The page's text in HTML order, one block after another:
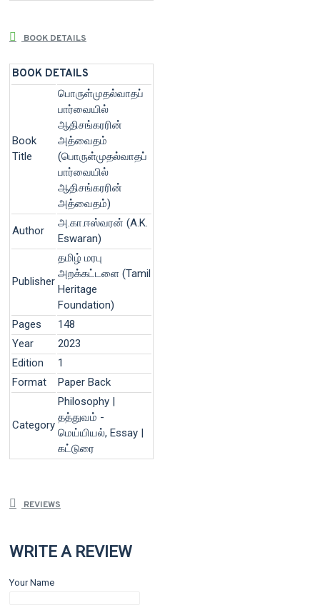
BOOK DETAILS
BOOK DETAILS
Book
Title
பொருள்முதல்வாதப்
பார்வையில்
ஆதிசங்கரரின்
அத்வைதம்
(பொருள்முதல்வாதப்
பார்வையில்
ஆதிசங்கரரின்
அத்வைதம்)
Author
அ.கா.ஈஸ்வரன் (A.K.
Eswaran)
Publisher
தமிழ் மரபு
அறக்கட்டளை (Tamil
Heritage
Foundation)
Pages
148
Year
2023
Edition
1
Format
Paper Back
Category
Philosophy |
தத்துவம் -
மெய்யியல், Essay |
கட்டுரை
REVIEWS
WRITE A REVIEW
Your Name